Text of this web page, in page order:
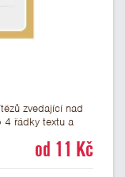
zvedající nad
4 řádky textu a
vhodný prood 11 Kč